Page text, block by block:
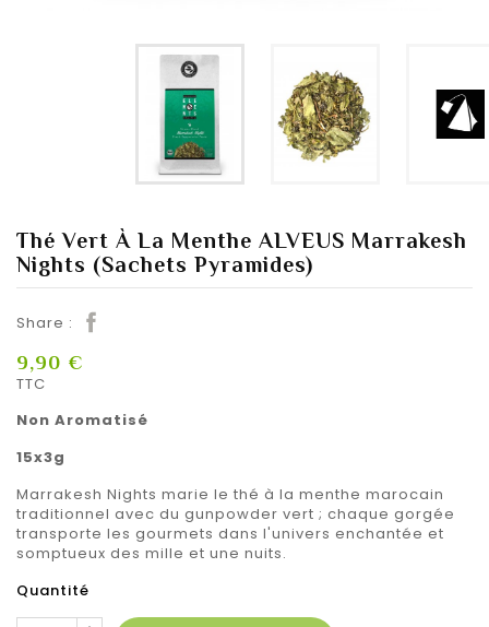
Thé Vert À La Menthe ALVEUS Marrakesh
Nights (Sachets Pyramides)
Share :
9,90 €
TTC
Non Aromatisé
15x3g
Marrakesh Nights marie le thé à la menthe marocain
traditionnel avec du gunpowder vert ; chaque gorgée
transporte les gourmets dans l'univers enchantée et
somptueux des mille et une nuits.
Quantité